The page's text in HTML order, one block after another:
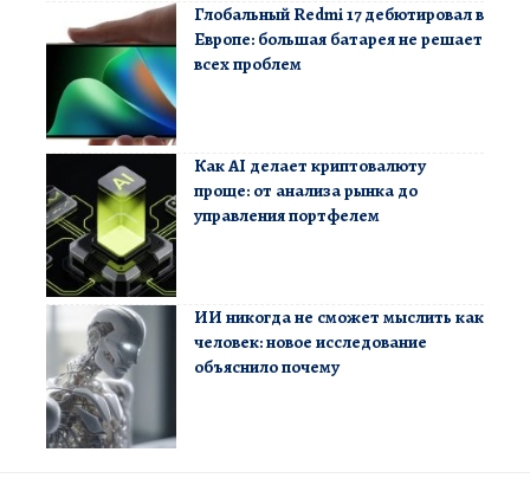
Глобальный Redmi 17 дебютировал в
Европе: большая батарея не решает
всех проблем
Как AI делает криптовалюту
проще: от анализа рынка до
управления портфелем
ИИ никогда не сможет мыслить как
человек: новое исследование
объяснило почему